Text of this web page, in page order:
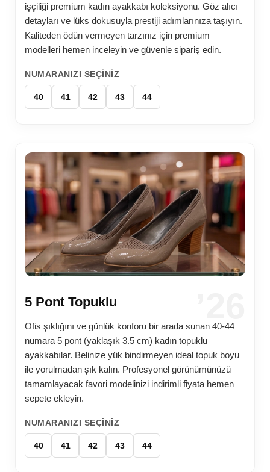
işçiliği premium kadın ayakkabı koleksiyonu. Göz alıcı
detayları ve lüks dokusuyla prestiji adımlarınıza taşıyın.
Kaliteden ödün vermeyen tarzınız için premium
modelleri hemen inceleyin ve güvenle sipariş edin.
NUMARANIZI SEÇINIZ
40 41 42 43 44
5 Pont Topuklu
Ofis şıklığını ve günlük konforu bir arada sunan 40-44
numara 5 pont (yaklaşık 3.5 cm) kadın topuklu
ayakkabılar. Belinize yük bindirmeyen ideal topuk boyu
ile yorulmadan şık kalın. Profesyonel görünümünüzü
tamamlayacak favori modelinizi indirimli fiyata hemen
sepete ekleyin.
NUMARANIZI SEÇINIZ
40 41 42 43 44